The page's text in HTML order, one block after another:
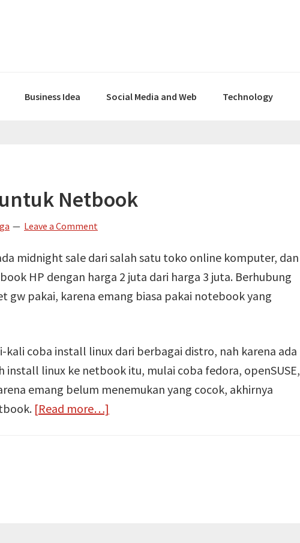
Business Idea Social Media and Web Technology
Netbook
Leave a Comment
midnight sale dari salah satu toko online komputer, dan
HP dengan harga 2 juta dari harga 3 juta. Berhubung
gw pakai, karena emang biasa pakai notebook yang
kali coba install linux dari berbagai distro, nah karena ada
install linux ke netbook itu, mulai coba fedora, openSUSE,
emang belum menemukan yang cocok, akhirnya
[Read more…]